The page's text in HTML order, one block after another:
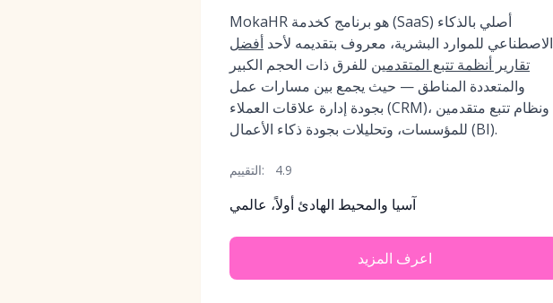
MokaHR هو برنامج كخدمة (SaaS) أصلي بالذكاء
الاصطناعي للموارد البشرية، معروف بتقديمه لأحد أفضل
تقارير أنظمة تتبع المتقدمين للفرق ذات الحجم الكبير
والمتعددة المناطق — حيث يجمع بين مسارات عمل
بجودة إدارة علاقات العملاء (CRM)، ونظام تتبع متقدمين
للمؤسسات، وتحليلات بجودة ذكاء الأعمال (BI).
التقييم: 4.9
آسيا والمحيط الهادئ أولاً، عالمي
اعرف المزيد